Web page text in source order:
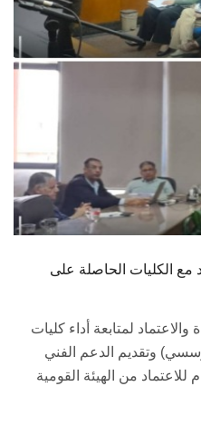
مع الكليات الحاصلة على
لمتابعة أداء كليات
وتقديم الدعم الفني
للاعتماد من الهيئة القومية